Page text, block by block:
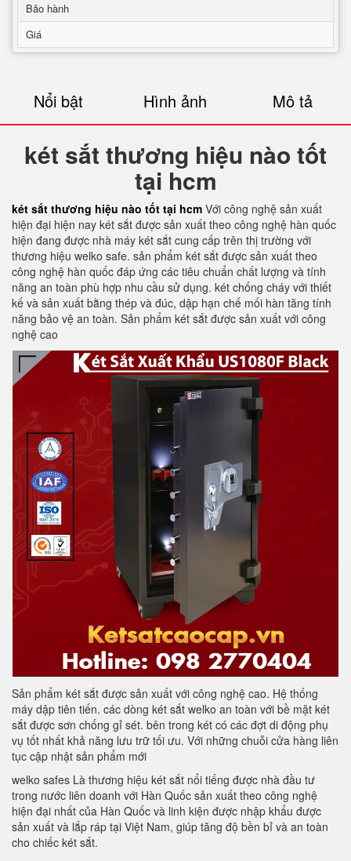
Bảo hành
Giá
Nổi bật Hình ảnh Mô tả
két sắt thương hiệu nào tốt
tại hcm
két sắt thương hiệu nào tốt tại hcm Với công nghệ sản xuất
hiện đại hiện nay két sắt được sản xuất theo công nghệ hàn quốc
hiện đang được nhà máy két sắt cung cấp trên thị trường với
thương hiệu welko safe. sản phẩm két sắt được sản xuất theo
công nghệ hàn quốc đáp ứng các tiêu chuẩn chất lượng và tính
năng an toàn phù hợp nhu cầu sử dụng. két chống cháy với thiết
kế và sản xuất bằng thép và đúc, dập hạn chế mối hàn tăng tính
năng bảo vệ an toàn. Sản phẩm két sắt được sản xuất với công
nghệ cao
Sản phẩm két sắt được sản xuất với công nghệ cao. Hệ thống
máy dập tiên tiến. các dòng két sắt welko an toàn với bề mặt két
sắt được sơn chống gỉ sét. bên trong két có các đợt di động phụ
vụ tốt nhất khả năng lưu trữ tối ưu. Với những chuỗi cửa hàng liên
tục cập nhật sản phẩm mới
welko safes Là thương hiệu két sắt nổi tiếng được nhà đầu tư
trong nước liên doanh với Hàn Quốc sản xuất theo công nghệ
hiện đại nhất của Hàn Quốc và linh kiện được nhập khẩu được
sản xuất và lắp ráp tại Việt Nam, giúp tăng độ bền bỉ và an toàn
cho chiếc két sắt.